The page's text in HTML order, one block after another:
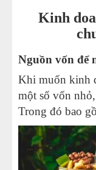
Kinh
Nguồn vốn để
Khi muốn kinh
một số vốn
Trong đó bao